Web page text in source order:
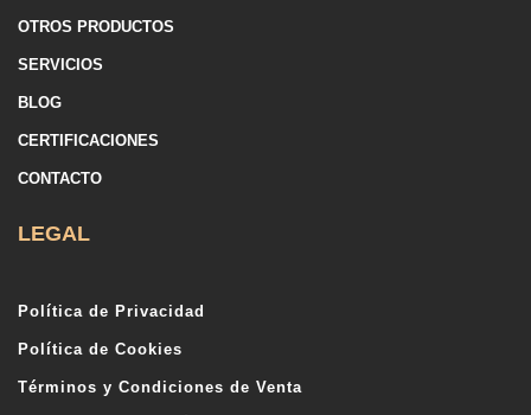
OTROS PRODUCTOS
SERVICIOS
BLOG
CERTIFICACIONES
CONTACTO
LEGAL
Política de Privacidad
Política de Cookies
Términos y Condiciones de Venta